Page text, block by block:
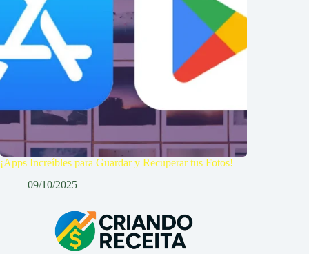
¡Apps Increíbles para Guardar y Recuperar tus Fotos!
09/10/2025